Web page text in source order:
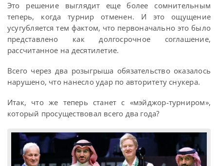
Это решение выглядит еще более сомнительным
теперь, когда турнир отменен. И это ощущение
усугубляется тем фактом, что первоначально это было
представлено как долгосрочное соглашение,
рассчитанное на десятилетие.
Всего через два розыгрыша обязательство оказалось
нарушено, что нанесло удар по авторитету снукера.
Итак, что же теперь станет с «мэйджор-турниром»,
который просуществовал всего два года?